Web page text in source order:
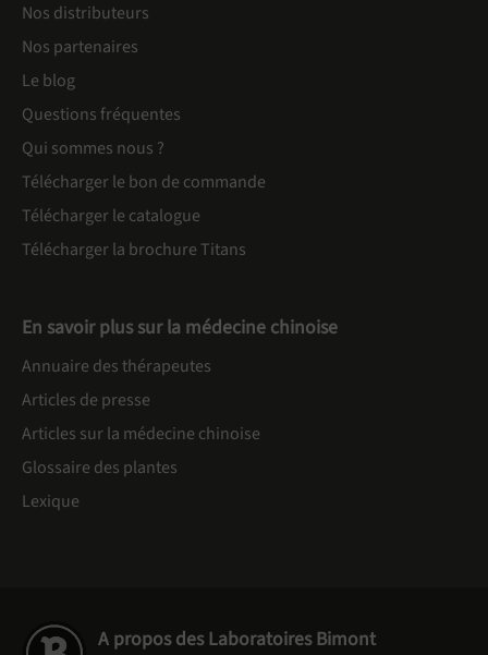
Nos distributeurs
Nos partenaires
Le blog
Questions fréquentes
Qui sommes nous ?
Télécharger le bon de commande
Télécharger le catalogue
Télécharger la brochure Titans
En savoir plus sur la médecine chinoise
Annuaire des thérapeutes
Articles de presse
Articles sur la médecine chinoise
Glossaire des plantes
Lexique
A propos des Laboratoires Bimont